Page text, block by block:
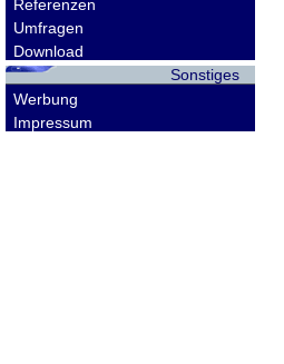
Referenzen
Umfragen
Download
Sonstiges
Werbung
Impressum